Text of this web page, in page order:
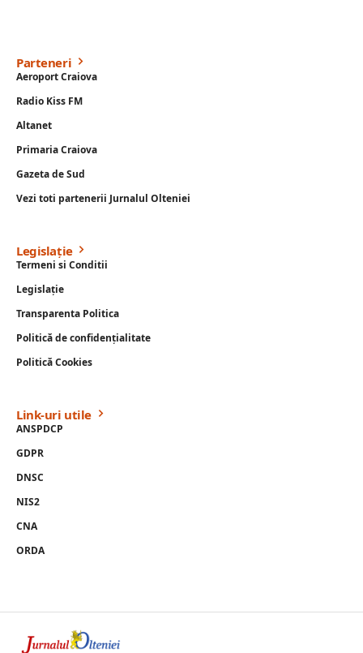
Parteneri
Aeroport Craiova
Radio Kiss FM
Altanet
Primaria Craiova
Gazeta de Sud
Vezi toti partenerii Jurnalul Olteniei
Legislație
Termeni si Conditii
Legislație
Transparenta Politica
Politică de confidențialitate
Politică Cookies
Link-uri utile
ANSPDCP
GDPR
DNSC
NIS2
CNA
ORDA